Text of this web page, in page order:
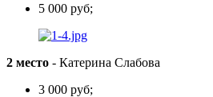
5 000 руб;
2 место - Катерина Слабова
3 000 руб;